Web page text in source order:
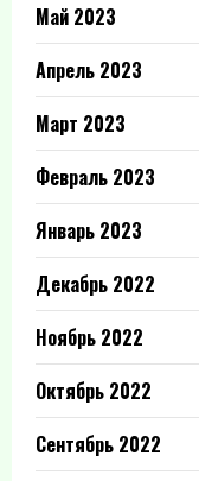
Май 2023
Апрель 2023
Март 2023
Февраль 2023
Январь 2023
Декабрь 2022
Ноябрь 2022
Октябрь 2022
Сентябрь 2022